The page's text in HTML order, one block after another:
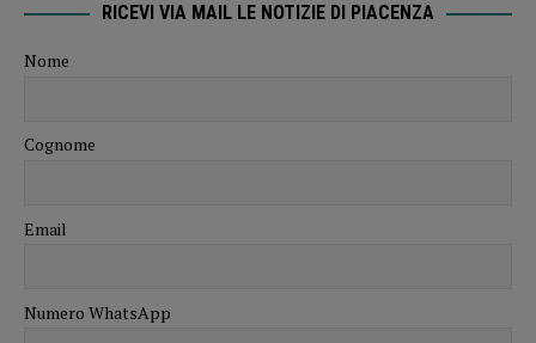
RICEVI VIA MAIL LE NOTIZIE DI PIACENZA
Nome
Cognome
Email
Numero WhatsApp